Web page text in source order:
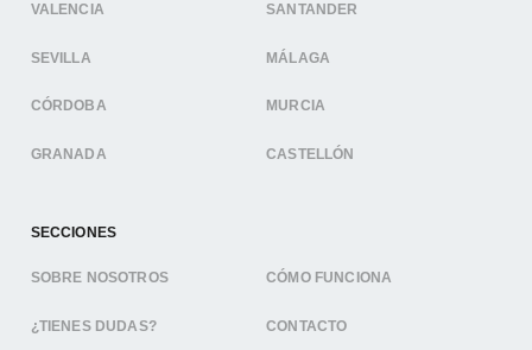
VALENCIA SANTANDER
SEVILLA MÁLAGA
CÓRDOBA MURCIA
GRANADA CASTELLÓN
SECCIONES
SOBRE NOSOTROS CÓMO FUNCIONA
¿TIENES DUDAS? CONTACTO